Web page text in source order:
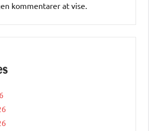
kommentarer at vise.